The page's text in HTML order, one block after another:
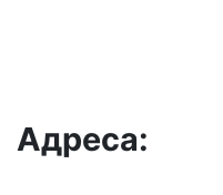
Адреса: